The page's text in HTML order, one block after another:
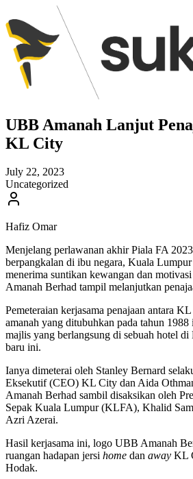
UBB Amanah Lanjut
KL City
July 22, 2023
Uncategorized
Hafiz Omar
Menjelang perlawanan akhir Piala FA
berpangkalan di ibu negara, Kuala
menerima suntikan kewangan dan
Amanah Berhad tampil melanjutkan
Pemeteraian kerjasama penajaan antara
amanah yang ditubuhkan pada tahun 1988
majlis yang berlangsung di sebuah hotel
baru ini.
Ianya dimeterai oleh Stanley Bernard
Eksekutif (CEO) KL City dan Aida
Amanah Berhad sambil disaksikan oleh
Sepak Kuala Lumpur (KLFA), Khalid
Azri Azerai.
Hasil kerjasama ini, logo UBB Amanah
ruangan hadapan jersi home dan away KL
Hodak.